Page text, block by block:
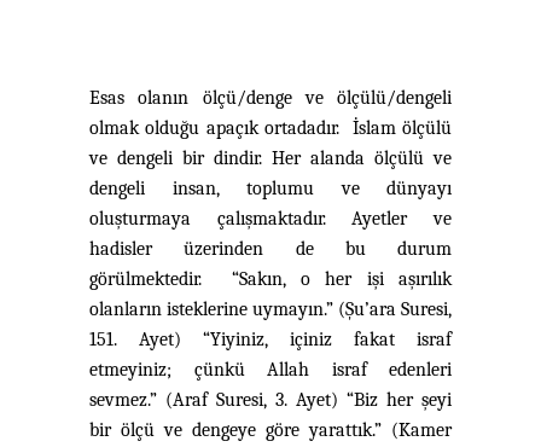
Esas olanın ölçü/denge ve ölçülü/dengeli
olmak olduğu apaçık ortadadır. İslam ölçülü
ve dengeli bir dindir. Her alanda ölçülü ve
dengeli insan, toplumu ve dünyayı
oluşturmaya çalışmaktadır. Ayetler ve
hadisler üzerinden de bu durum
görülmektedir. “Sakın, o her işi aşırılık
olanların isteklerine uymayın.” (Şu’ara Suresi,
151. Ayet) “Yiyiniz, içiniz fakat israf
etmeyiniz; çünkü Allah israf edenleri
sevmez.” (Araf Suresi, 3. Ayet) “Biz her şeyi
bir ölçü ve dengeye göre yarattık.” (Kamer